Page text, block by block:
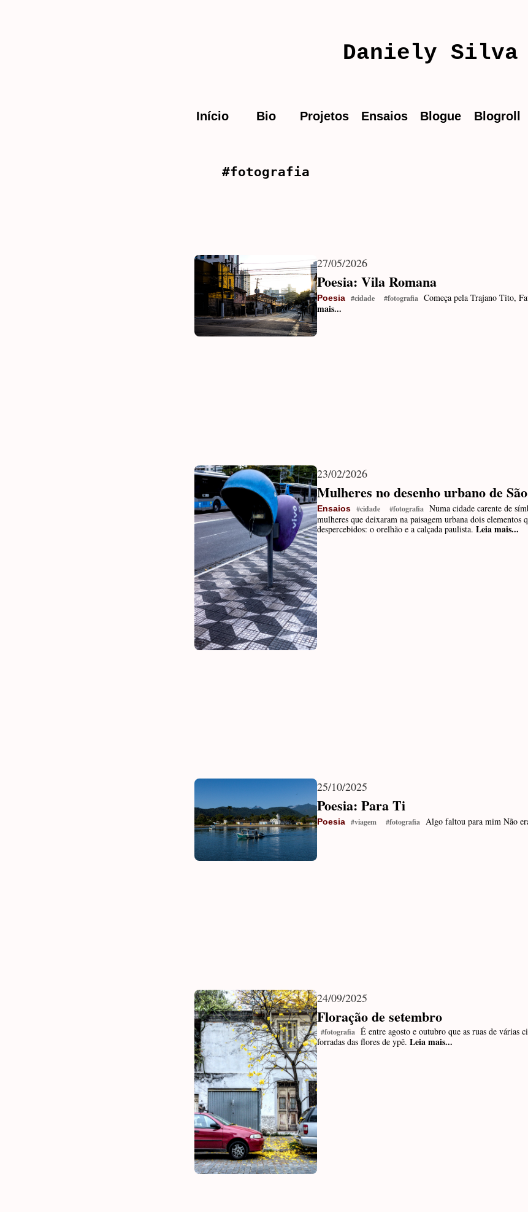
Daniely Silva
Início Bio Projetos Ensaios Blogue Blogroll
#fotografia
27/05/2026
Poesia: Vila Romana
Poesia #cidade #fotografia Começa pela Trajano Tito,
mais...
23/02/2026
Mulheres no desenho urbano de
Ensaios #cidade #fotografia Numa cidade carente de
mulheres que deixaram na paisagem urbana dois elementos
despercebidos: o orelhão e a calçada paulista.Leia mais...
25/10/2025
Poesia: Para Ti
Poesia #viagem #fotografia Algo faltou para mim Não
24/09/2025
Floração de setembro
#fotografia É entre agosto e outubro que as ruas de várias
forradas das flores de ypê.Leia mais...